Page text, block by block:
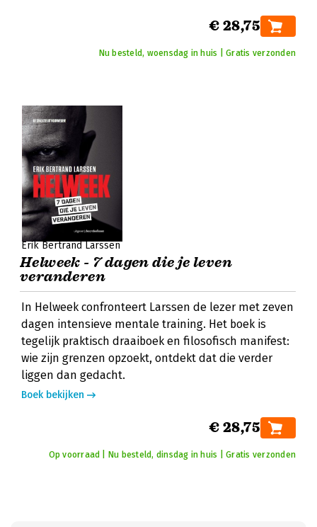
€ 28,75
Nu besteld, woensdag in huis | Gratis verzonden
Erik Bertrand Larssen
Helweek - 7 dagen die je leven
veranderen
In Helweek confronteert Larssen de lezer met zeven
dagen intensieve mentale training. Het boek is
tegelijk praktisch draaiboek en filosofisch manifest:
wie zijn grenzen opzoekt, ontdekt dat die verder
liggen dan gedacht.
Boek bekijken
€ 28,75
Op voorraad | Nu besteld, dinsdag in huis | Gratis verzonden